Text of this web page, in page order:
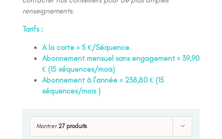
renseignements.
Tarifs :
A la carte = 5 €/Séquence
Abonnement mensuel sans engagement = 39,90
€ (15 séquences/mois)
Abonnement à l’année = 238,80 € (15
séquences/mois )
Montrer 27 produits